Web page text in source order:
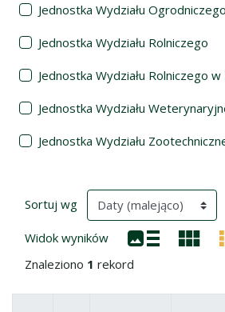
Jednostka Wydziału Ogrodniczego
Jednostka Wydziału Rolniczego
Jednostka Wydziału Rolniczego w
Jednostka Wydziału
Jednostka Wydziału
Wyniki wyszukiwania
Sortuj wg (automatyczne
Widok wyników
Znaleziono 1 rekord